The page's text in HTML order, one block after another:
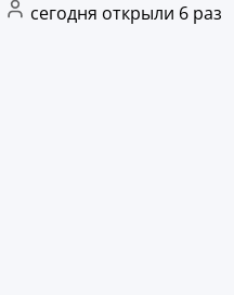
сегодня открыли 6 раз